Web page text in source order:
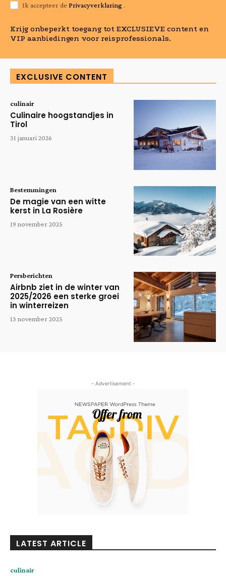
Ik accepteer de Privacyverklaring .
Krijg onbeperkt toegang tot EXCLUSIEVE content en
VIP aanbiedingen voor reisprofessionals.
EXCLUSIVE CONTENT
culinair
Culinaire hoogstandjes in
Tirol
31 januari 2026
Bestemmingen
De magie van een witte
kerst in La Rosière
19 november 2025
Persberichten
Airbnb ziet in de winter van
2025/2026 een sterke groei
in winterreizen
13 november 2025
- Advertisement -
LATEST ARTICLE
culinair